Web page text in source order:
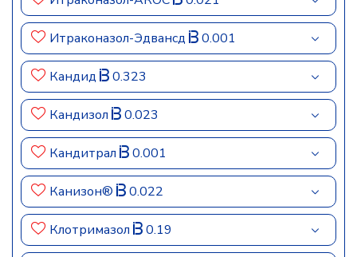
Итраконазол-Эдвансд 0.001
Кандид 0.323
Кандизол 0.023
Кандитрал 0.001
Канизон® 0.022
Клотримазол 0.19